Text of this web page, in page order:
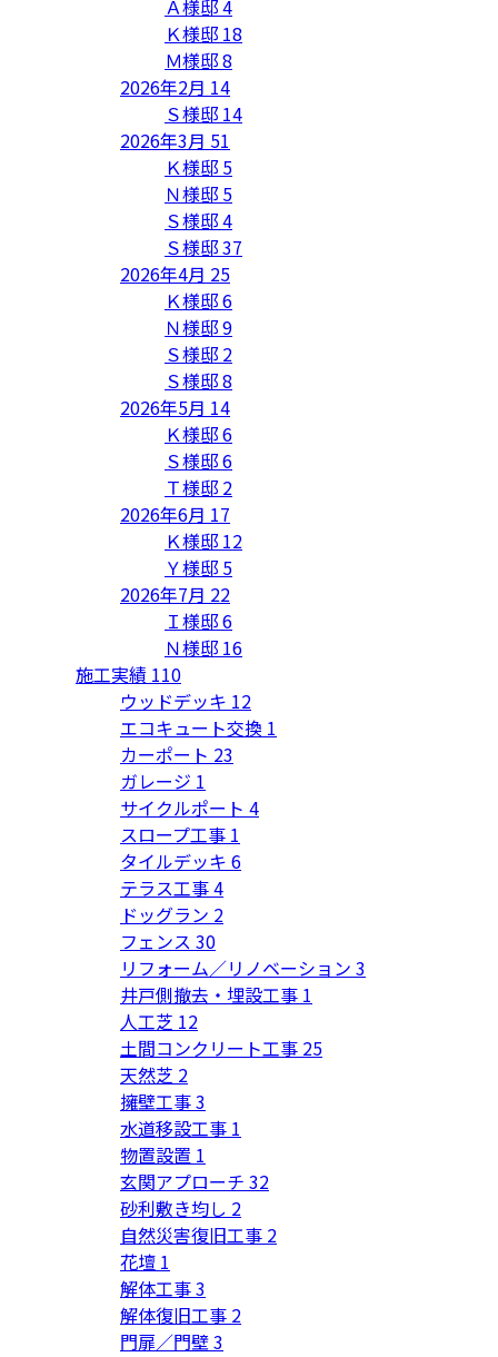
Ａ様邸4
Ｋ様邸 18
Ｍ様邸8
2026年2月 14
Ｓ様邸 14
2026年3月 51
Ｋ様邸 5
Ｎ様邸 5
Ｓ様邸4
Ｓ様邸37
2026年4月 25
Ｋ様邸6
Ｎ様邸9
Ｓ様邸 2
Ｓ様邸8
2026年5月 14
Ｋ様邸6
Ｓ様邸6
Ｔ様邸 2
2026年6月 17
Ｋ様邸 12
Ｙ様邸 5
2026年7月 22
Ｉ様邸6
Ｎ様邸 16
施工実績 110
ウッドデッキ 12
エコキュート交換 1
カーポート 23
ガレージ 1
サイクルポート 4
スロープ工事 1
タイルデッキ 6
テラス工事4
ドッグラン 2
フェンス 30
リフォーム／リノベーション 3
井戸側撤去・埋設工事 1
人工芝 12
土間コンクリート工事 25
天然芝 2
擁壁工事3
水道移設工事 1
物置設置 1
玄関アプローチ 32
砂利敷き均し 2
自然災害復旧工事 2
花壇 1
解体工事3
解体復旧工事 2
門扉／門壁3